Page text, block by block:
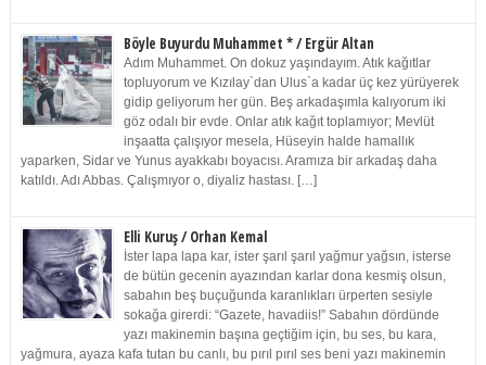
Böyle Buyurdu Muhammet * / Ergür Altan
Adım Muhammet. On dokuz yaşındayım. Atık kağıtlar
topluyorum ve Kızılay`dan Ulus`a kadar üç kez yürüyerek
gidip geliyorum her gün. Beş arkadaşımla kalıyorum iki
göz odalı bir evde. Onlar atık kağıt toplamıyor; Mevlüt
inşaatta çalışıyor mesela, Hüseyin halde hamallık
yaparken, Sidar ve Yunus ayakkabı boyacısı. Aramıza bir arkadaş daha
katıldı. Adı Abbas. Çalışmıyor o, diyaliz hastası. […]
Elli Kuruş / Orhan Kemal
İster lapa lapa kar, ister şarıl şarıl yağmur yağsın, isterse
de bütün gecenin ayazından karlar dona kesmiş olsun,
sabahın beş buçuğunda karanlıkları ürperten sesiyle
sokağa girerdi: “Gazete, havadiis!” Sabahın dördünde
yazı makinemin başına geçtiğim için, bu ses, bu kara,
yağmura, ayaza kafa tutan bu canlı, bu pırıl pırıl ses beni yazı makinemin